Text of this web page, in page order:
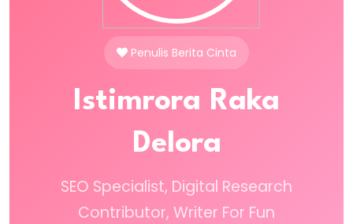
Penulis Berita Cinta
Istimrora Raka
Delora
SEO Specialist, Digital Research
Contributor, Writer For Fun